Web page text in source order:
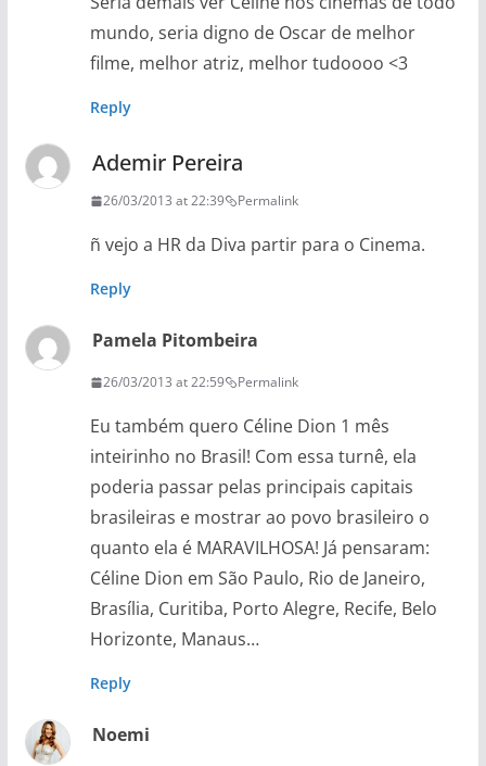
mundo, seria digno de Oscar de melhor
filme, melhor atriz, melhor tudoooo <3
Reply
Ademir Pereira
26/03/2013 at 22:39 Permalink
ñ vejo a HR da Diva partir para o Cinema.
Reply
Pamela Pitombeira
26/03/2013 at 22:59 Permalink
Eu também quero Céline Dion 1 mês
inteirinho no Brasil! Com essa turnê, ela
poderia passar pelas principais capitais
brasileiras e mostrar ao povo brasileiro o
quanto ela é MARAVILHOSA! Já pensaram:
Céline Dion em São Paulo, Rio de Janeiro,
Brasília, Curitiba, Porto Alegre, Recife, Belo
Horizonte, Manaus…
Reply
Noemi